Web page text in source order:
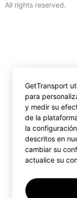
All rights reserved.
GetTransport
para
y medir su
de la
la
descritos en
cambiar su
actualice su